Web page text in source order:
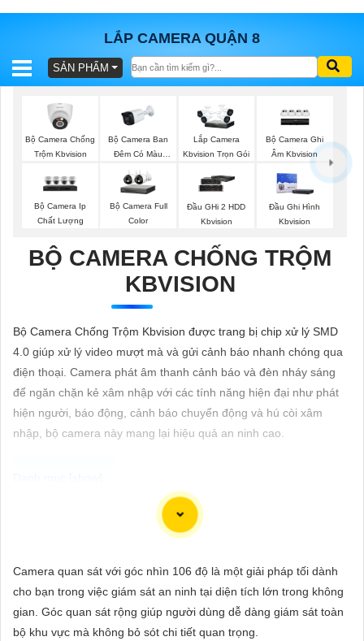
LẮP CAMERA QUẬN 8
BÁO
TRỌN
GÓI
SẢN
LẮP
ĐẶT
PHỤ
VẤN
DỊCH
VỤ
SẢN PHẨM
Bộ Camera Chống
Trộm Kbvision
Bộ Camera Ban
Đêm Có Màu
Lắp Camera
Kbvision Trọn Gói
Bộ Camera Ghi
Âm Kbvision
Bộ Camera Ip
Chất Lượng
Bộ Camera Full
Color
Đầu GHi 2 HDD
Kbvision
Đầu Ghi Hình
Kbvision
BỘ CAMERA CHỐNG TRỘM
KBVISION
Bộ Camera Chống Trộm Kbvision được trang bị chip xử lý SMD
4.0 giúp xử lý video mượt mà và gửi cảnh báo nhanh chóng qua
điện thoại. Camera phát âm thanh cảnh báo và đèn nháy sáng
để ngăn chặn kẻ xâm nhập với các tính năng hiện đại như phát
hiện người, báo động, cảnh báo chuyển động và hú còi xâm
nhập, bộ camera này mang lại hiệu quả an ninh cao.
Để giúp bạn viết tư giới thiệu cho việc mua Camera Kbvision với
chiết khấu cao và hình ảnh chất lượng sắc nét, bạn có thể sử
thống giám sát của bạn? Hãy đến với Camera Kbvision - thương
Camera quan sát với góc nhìn 106 độ là một giải pháp tối dành
cho bạn trong việc giám sát an ninh tại diện tích lớn trong không
gian. Góc quan sát rộng giúp người dùng dễ dàng giám sát toàn
bộ khu vực mà không bỏ sót chi tiết quan trọng.